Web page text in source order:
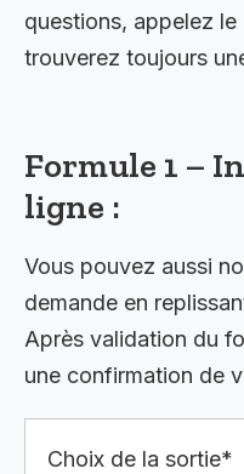
questions, appelez
trouverez toujours
Formule 1 –
ligne :
Vous pouvez aussi
demande en
Après validation du
une confirmation de
Choix de la sortie*